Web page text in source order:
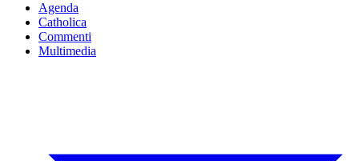
Agenda
Catholica
Commenti
Multimedia